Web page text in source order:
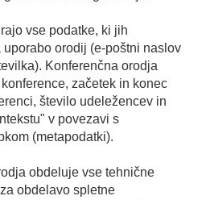
vse podatke, ki jih
orodij (e-poštni naslov
Konferenčna orodja
začetek in konec
število udeležencev in
v povezavi s
(metapodatki).
obdeluje vse tehnične
obdelavo spletne